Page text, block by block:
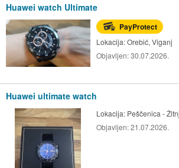
Huawei watch Ultimate
PayProtect
Lokacija:Orebić, Viganj
Objavljen:30.07.2026.
Huawei ultimate watch
Lokacija: Peščenica -
Objavljen:21.07.2026.